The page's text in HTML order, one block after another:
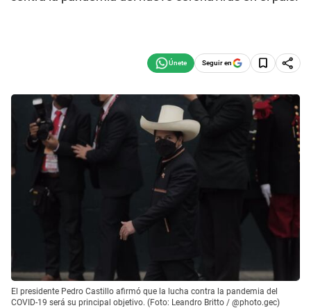
Seguir en
El presidente Pedro Castillo afirmó que la lucha contra la pandemia del
COVID-19 será su principal objetivo. (Foto: Leandro Britto / @photo.gec)